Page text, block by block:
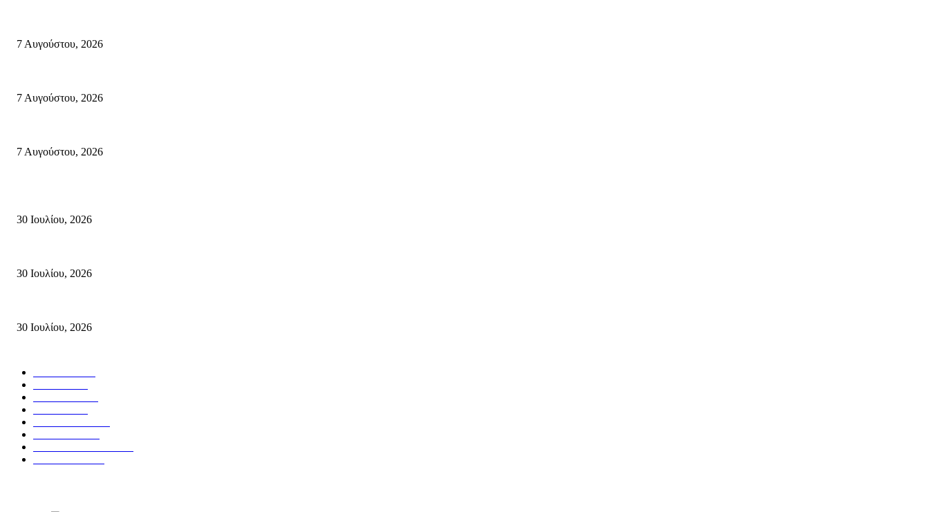
7 Αυγούστου, 2026
7 Αυγούστου, 2026
7 Αυγούστου, 2026
30 Ιουλίου, 2026
30 Ιουλίου, 2026
30 Ιουλίου, 2026